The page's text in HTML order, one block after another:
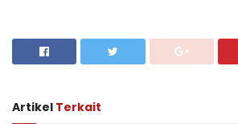
Artikel Terkait